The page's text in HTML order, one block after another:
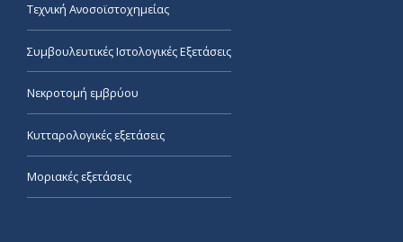
Τεχνική Ανοσοϊστοχημείας
Συμβουλευτικές Ιστολογικές Εξετάσεις
Νεκροτομή εμβρύου
Κυτταρολογικές εξετάσεις
Μοριακές εξετάσεις